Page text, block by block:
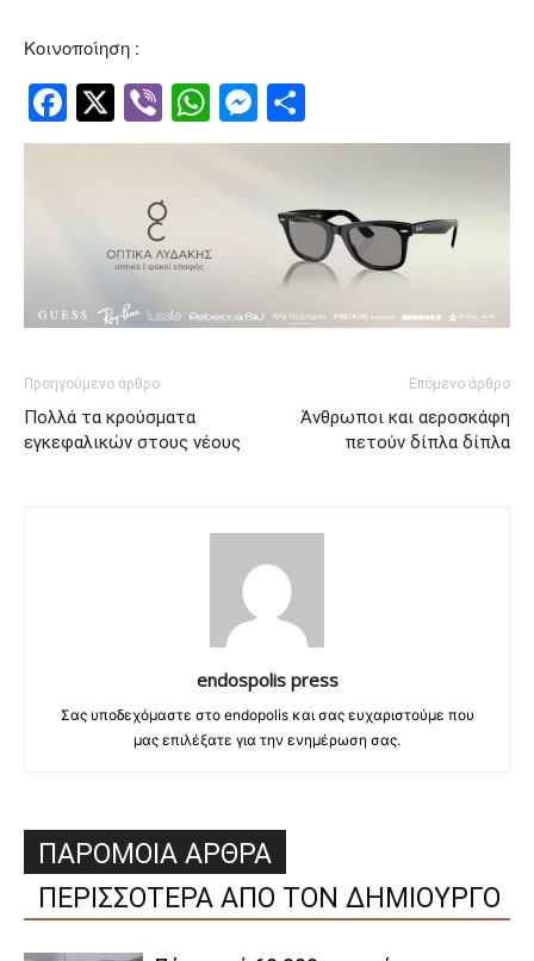
Κοινοποίηση :
Facebook
Twitter
ViberWhatsApp
Messenger
Προηγούμενο άρθρο
Πολλά τα κρούσματα
εγκεφαλικών στους νέους
Επόμενο άρθρο
Άνθρωποι και αεροσκάφη
πετούν δίπλα δίπλα
endospolis press
Σας υποδεχόμαστε στο endopolis και σας ευχαριστούμε που
μας επιλέξατε για την ενημέρωση σας.
ΠΑΡΟΜΟΙΑ ΑΡΘΡΑ
ΠΕΡΙΣΣΟΤΕΡΑ ΑΠΟ ΤΟΝ ΔΗΜΙΟΥΡΓΟ